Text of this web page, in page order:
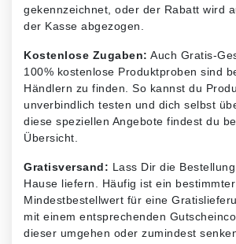
gekennzeichnet, oder der Rabatt wird
der Kasse abgezogen.
Kostenlose Zugaben: Auch Gratis-
100% kostenlose Produktproben sind
Händlern zu finden. So kannst du
unverbindlich testen und dich selbst
diese speziellen Angebote findest du
Übersicht.
Gratisversand: Lass Dir die
Hause liefern. Häufig ist ein bestimmter
Mindestbestellwert für eine
mit einem entsprechenden
dieser umgehen oder zumindest